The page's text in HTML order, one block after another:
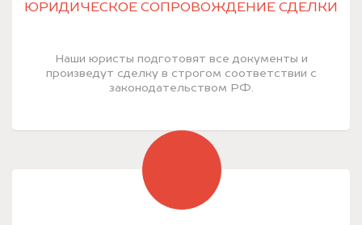
ЮРИДИЧЕСКОЕ СОПРОВОЖДЕНИЕ СДЕЛКИ
Наши юристы подготовят все документы и
произведут сделку в строгом соответствии с
законодательством РФ.